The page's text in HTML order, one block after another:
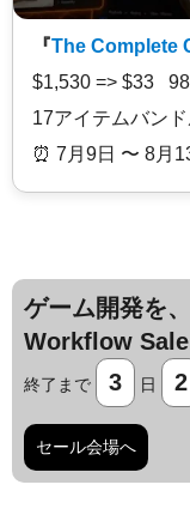
『The Complete
$1,530 => $33
17アイテムバン
⏰️ 7月9日 〜 8月
ゲーム開発を
Workflow Sale
終了まで 3 日 2
セール会場へ